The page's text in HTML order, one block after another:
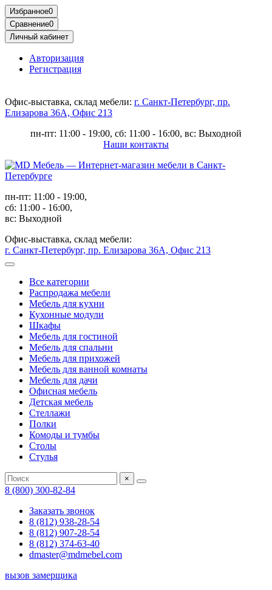
Избранное0
Сравнение0
Личный кабинет
Авторизация
Регистрация
Офис-выставка, склад мебели: г. Санкт-Петербург, пр.
Елизарова 36А, Офис 213
пн-пт: 11:00 - 19:00, сб: 11:00 - 16:00, вс: Выходной
Наши контакты
пн-пт: 11:00 - 19:00,
сб: 11:00 - 16:00,
вс: Выходной
Офис-выставка, склад мебели:
г. Санкт-Петербург, пр. Елизарова 36А, Офис 213
Все категории
Распродажа мебели
Мебель для кухни
Кухонные модули
Шкафы
Мебель для гостиной
Мебель для спальни
Мебель для прихожей
Мебель для ванной комнаты
Мебель для дачи
Офисная мебель
Детская мебель
Стеллажи
Полки
Комоды и тумбы
Столы
Стулья
×
8 (800) 300-82-84
Заказать звонок
8 (812) 938-28-54
8 (812) 907-28-54
8 (812) 374-63-40
dmaster@mdmebel.com
вызов замерщика